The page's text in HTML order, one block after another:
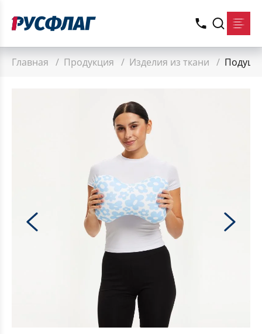
Главная / Продукция / Изделия из ткани /